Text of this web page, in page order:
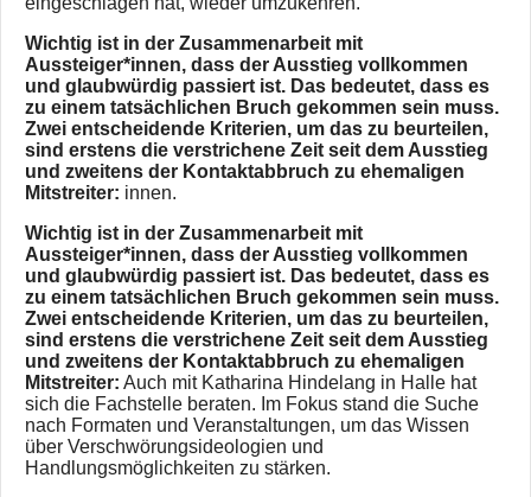
Wichtig ist in der Zusammenarbeit mit
Aussteiger*innen, dass der Ausstieg vollkommen
und glaubwürdig passiert ist. Das bedeutet, dass es
zu einem tatsächlichen Bruch gekommen sein muss.
Zwei entscheidende Kriterien, um das zu beurteilen,
sind erstens die verstrichene Zeit seit dem Ausstieg
und zweitens der Kontaktabbruch zu ehemaligen
Mitstreiter: innen.
Wichtig ist in der Zusammenarbeit mit
Aussteiger*innen, dass der Ausstieg vollkommen
und glaubwürdig passiert ist. Das bedeutet, dass es
zu einem tatsächlichen Bruch gekommen sein muss.
Zwei entscheidende Kriterien, um das zu beurteilen,
sind erstens die verstrichene Zeit seit dem Ausstieg
und zweitens der Kontaktabbruch zu ehemaligen
Mitstreiter: Auch mit Katharina Hindelang in Halle hat
sich die Fachstelle beraten. Im Fokus stand die Suche
nach Formaten und Veranstaltungen, um das Wissen
über Verschwörungsideologien und
Handlungsmöglichkeiten zu stärken.